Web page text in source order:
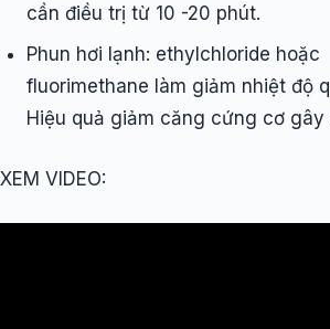
cần điều trị từ 10 -20 phút.
Phun hơi lạnh: ethylchloride hoặc
fluorimethane làm giảm nhiệt độ
Hiệu quả giảm căng cứng cơ gây
XEM VIDEO: